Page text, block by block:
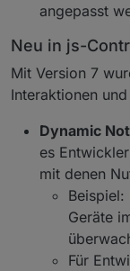
angepasst
Neu in js-
Mit Version 7
Interaktionen
Dynamic
es
mit denen
Geräte
Für